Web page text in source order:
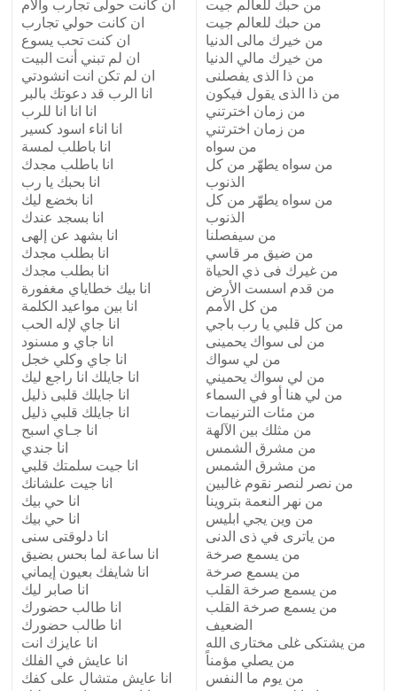
ان كانت حولى تجارب وآلام
ان كانت حولي تجارب
ان كنت تحب يسوع
ان لم تبني أنت البيت
ان لم تكن انت انشودتي
انا الرب قد دعوتك بالبر
انا انا انا للرب
انا اناء اسود كسير
انا باطلب لمسة
انا باطلب مجدك
انا بحبك يا رب
انا بخضع ليك
انا بسجد عندك
انا بشهد عن إلهى
انا بطلب مجدك
انا بطلب مجدك
انا بيك خطاياي مغفورة
انا بين مواعيد الكلمة
انا جاي لإله الحب
انا جاي و مسنود
انا جاي وكلي خجل
انا جايلك انا راجع ليك
انا جايلك قلبى ذليل
انا جايلك قلبي ذليل
انا جـاي اسبح
انا جندي
انا جيت سلمتك قلبي
انا جيت علشانك
انا حي بيك
انا حي بيك
انا دلوقتى سنى
انا ساعة لما بحس بضيق
انا شايفك بعيون إيماني
انا صابر ليك
انا طالب حضورك
انا عايزك انت
انا عايش في الفلك
انا عايش متشال على كفك
من حبك للعالم جيت
من حبك للعالم جيت
من خيرك مالى الدنيا
من خيرك مالي الدنيا
من ذا الذى يفصلنى
من ذا الذى يقول فيكون
من زمان اخترتني
من زمان اخترتني
من سواه
من سواه يطهّر من كل
الذنوب
من سواه يطهّر من كل
الذنوب
من سيفصلنا
من ضيق مر قاسي
من غيرك فى ذي الحياة
من قدم اسست الأرض
من كل الأمم
من كل قلبي يا رب باجي
من لى سواك يحمينى
من لي سواك
من لي سواك يحميني
من لي هنا أو في السماء
من مئات الترنيمات
من مثلك بين الآلهة
من مشرق الشمس
من مشرق الشمس
من نصر لنصر نقوم غالبين
من نهر النعمة بتروينا
من وين يجي ابليس
من ياترى في ذى الدنى
من يسمع صرخة
من يسمع صرخة
من يسمع صرخة القلب
من يسمع صرخة القلب
الضعيف
من يشتكى غلى مختارى الله
من يصلي مؤمناً
من يوم ما النفس